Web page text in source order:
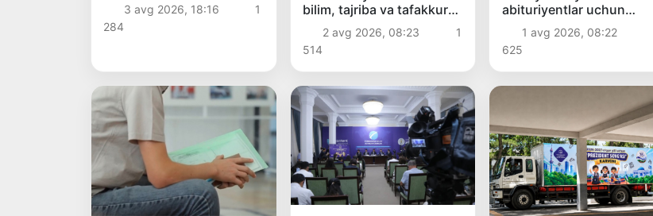
Buxoro davlat texnika
universiteti
3 avg 2026, 18:16
1
284
bilim, tajriba va tafakkur
egasi2 avg 2026, 08:23
1
514
abituriyentlar uchun
qo‘shimcha kvotalar
qanday taqsimlanadi?
1 avg 2026, 08:22
625